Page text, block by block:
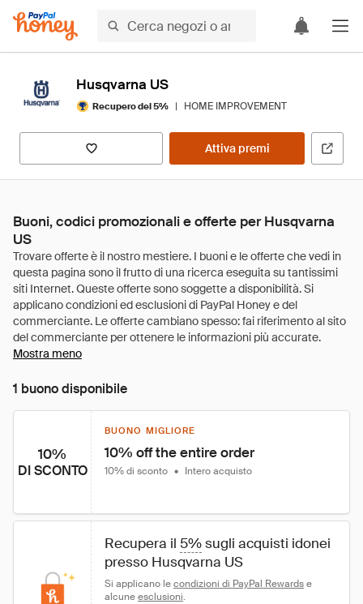
Husqvarna US
Recupero del 5% | HOME IMPROVEMENT
Attiva premi
Buoni, codici promozionali e offerte per Husqvarna
US
Mostra meno
1 buono disponibile
10%
DI SCONTO
BUONO MIGLIORE
10% off the entire order
10% di sconto • Intero acquisto
Recupera il 5% sugli acquisti idonei
presso Husqvarna US
Si applicano le condizioni di PayPal Rewards e
alcune esclusioni.